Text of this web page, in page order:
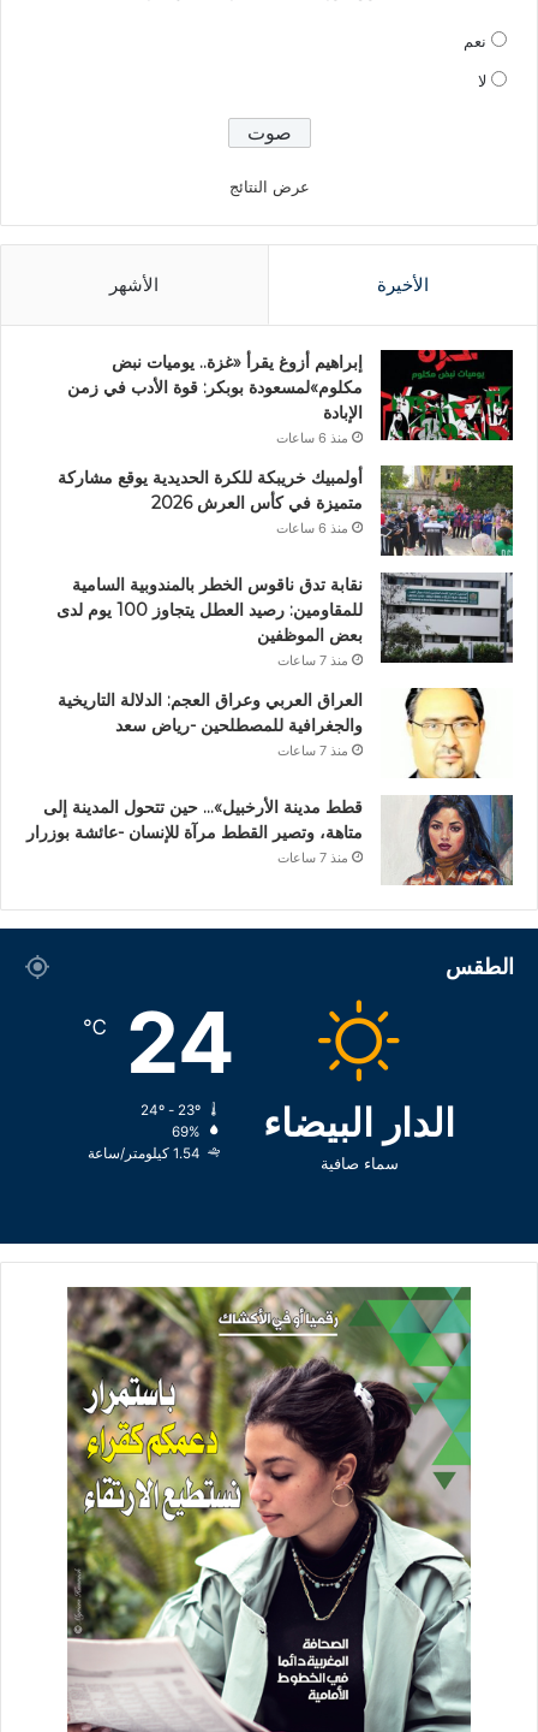
نعم
لا
عرض النتائج
الأخيرة الأشهر
إبراهيم أزوغ يقرأ «غزة.. يوميات نبض
مكلوم»لمسعودة بوبكر: قوة الأدب في زمن
الإبادة
منذ 6 ساعات
أولمبيك خريبكة للكرة الحديدية يوقع مشاركة
متميزة في كأس العرش 2026
منذ 6 ساعات
نقابة تدق ناقوس الخطر بالمندوبية السامية
للمقاومين: رصيد العطل يتجاوز 100 يوم لدى
بعض الموظفين
منذ 7 ساعات
العراق العربي وعراق العجم: الدلالة التاريخية
والجغرافية للمصطلحين -رياض سعد
منذ 7 ساعات
قطط مدينة الأرخبيل»… حين تتحول المدينة إلى
متاهة، وتصير القطط مرآة للإنسان -عائشة بوزرار
منذ 7 ساعات
الطقس
الدار البيضاء
سماء صافية
24
℃
69%
1.54 كيلومتر/ساعة